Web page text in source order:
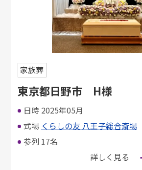
家族葬
東京都日野市 H様
日時 2025年05月
式場 くらしの友 八王子総合斎場
参列 17名
詳しく見る